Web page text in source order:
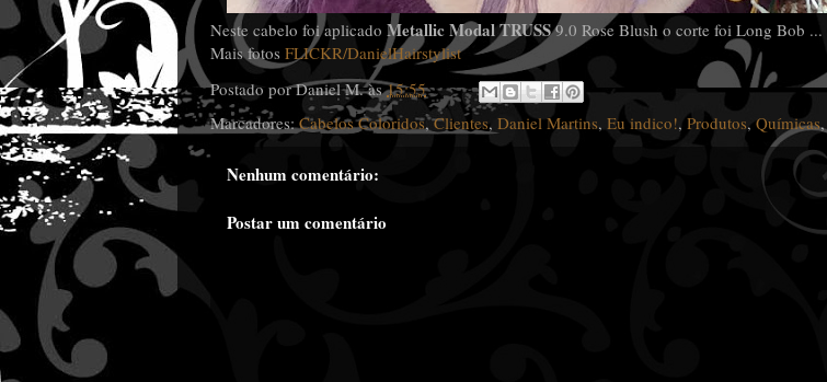
Neste cabelo foi aplicado Metallic Modal TRUSS9.0 Rose Blush o corte foi Long Bob ...
Mais fotos FLICKR/DanielHairstylist
Postado porDaniel M. às15:55
Marcadores:Cabelos Coloridos,Clientes, Daniel Martins, Eu indico!, Produtos,Químicas,
Nenhum comentário:
Postar um comentário